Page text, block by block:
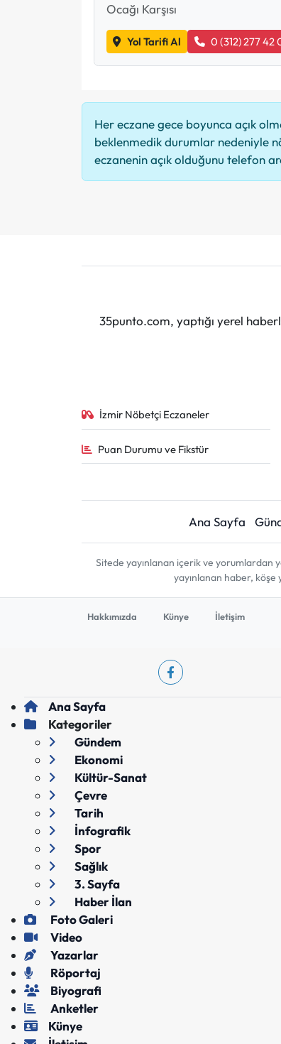
Ocağı Karşısı
Yol Tarifi Al 0 (312) 277 42
Her eczane gece boyunca açık
beklenmedik durumlar nedeniyle
eczanenin açık olduğunu telefon
35punto.com, yaptığı yerel
İzmir Nöbetçi Eczaneler
Puan Durumu ve Fikstür
Ana Sayfa
Sitede yayınlanan içerik ve yorumlardan
yayınlanan haber, köşe
Hakkımızda Künye İletişim
Ana Sayfa
Kategoriler
Gündem
Ekonomi
Kültür-Sanat
Çevre
Tarih
İnfografik
Spor
Sağlık
3. Sayfa
Haber İlan
Foto Galeri
Video
Yazarlar
Röportaj
Biyografi
Anketler
Künye